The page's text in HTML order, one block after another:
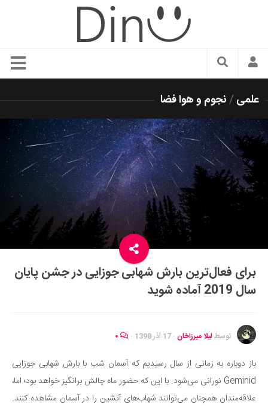
سبک زندگی
زیبایی و آرایش
شیک پوشی
دکوراسیون و چیدمان
غذا
رستوران گردی
آشپزی
سفر و گردشگری
ایران گردی
جهان گردی
موفقیت و مهارت‌های فردی
تغذیه سالم
بهداشت
علمی /نجوم و هوا فضا
برای فعال‌ترین بارش شهابی جوزایی در جشن پایان
سال 2019 آماده شوید
توسطلیلا میرزاخان · 17 آذر 1398 ·
باز دوباره به زمانی از سال رسیدیم که آسمان شب با بارش شهابی جوزایی
Geminid نورانی می‌شود. با این که حضور ماه چالش برانگیز خواهد بود؛ اما،
علاقه‌مندان همچنان می‌توانند شهاب‌های آتشین را در آسمان مشاهده کنند.